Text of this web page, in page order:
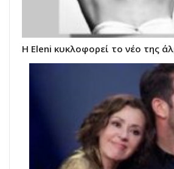
Η Eleni κυκλοφορεί το νέο της